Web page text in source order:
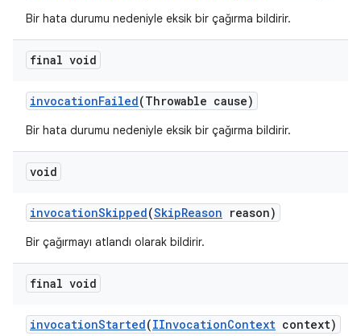
Bir hata durumu nedeniyle eksik bir çağırma bildirir.
final void
invocationFailed(Throwable cause)
Bir hata durumu nedeniyle eksik bir çağırma bildirir.
void
invocationSkipped(SkipReason reason)
Bir çağırmayı atlandı olarak bildirir.
final void
invocationStarted(IInvocationContext context)